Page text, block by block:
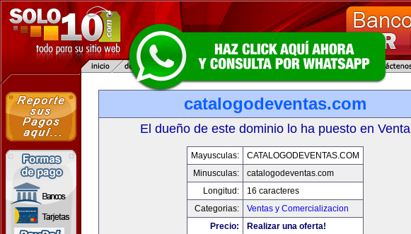
catalogodeventas.com
El dueño de este dominio lo ha puesto en Venta
Mayusculas:
CATALOGODEVENTAS.COM
Minusculas:
catalogodeventas.com
Longitud:
16 caracteres
Categorias:
Ventas y Comercializacion
Precio:
Realizar una oferta!